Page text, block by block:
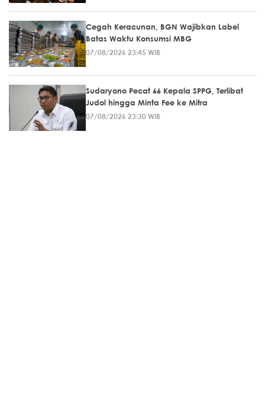
Cegah Keracunan, BGN Wajibkan Label
Batas Waktu Konsumsi MBG
07/08/2026 23:45 WIB
Sudaryono Pecat 66 Kepala SPPG, Terlibat
Judol hingga Minta Fee ke Mitra
07/08/2026 23:30 WIB